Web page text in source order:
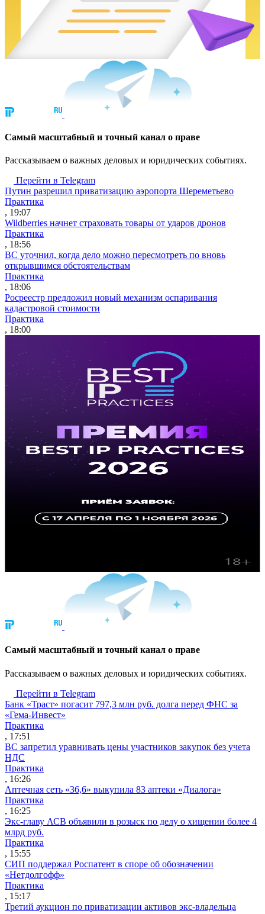
Cамый масштабный и точный канал о праве
Рассказываем о важных деловых и юридических событиях.
Перейти в Telegram
Путин разрешил приватизацию аэропорта Шереметьево
Практика
, 19:07
Wildberries начнет страховать товары от ударов дронов
Практика
, 18:56
ВС уточнил, когда дело можно пересмотреть по вновь
открывшимся обстоятельствам
Практика
, 18:06
Росреестр предложил новый механизм оспаривания
кадастровой стоимости
Практика
, 18:00
Cамый масштабный и точный канал о праве
Рассказываем о важных деловых и юридических событиях.
Перейти в Telegram
Банк «Траст» погасит 797,3 млн руб. долга перед ФНС за
«Гема-Инвест»
Практика
, 17:51
ВС запретил уравнивать цены участников закупок без учета
НДС
Практика
, 16:26
Аптечная сеть «36,6» выкупила 83 аптеки «Диалога»
Практика
, 16:25
Экс-главу АСВ объявили в розыск по делу о хищении более 4
млрд руб.
Практика
, 15:55
СИП поддержал Роспатент в споре об обозначении
«Нетдолгофф»
Практика
, 15:17
Третий аукцион по приватизации активов экс-владельца